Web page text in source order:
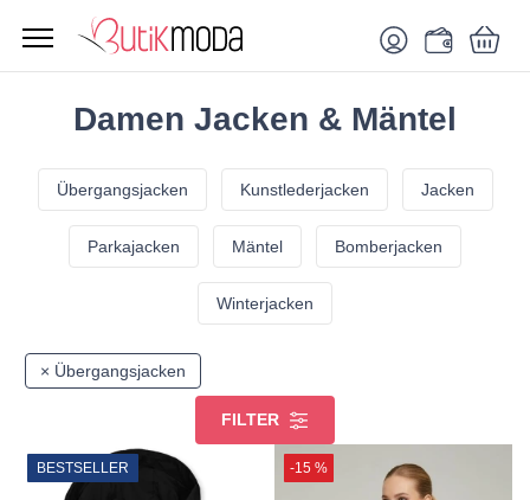
Damen Jacken & Mäntel
Übergangsjacken Kunstlederjacken Jacken
Parkajacken Mäntel Bomberjacken
Winterjacken
× Übergangsjacken
FILTER
BESTSELLER -15 %